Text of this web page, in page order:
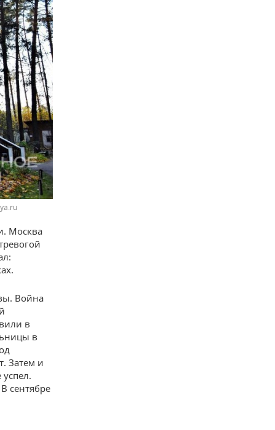
Москва
Война
в
в
Затем и
сентябре